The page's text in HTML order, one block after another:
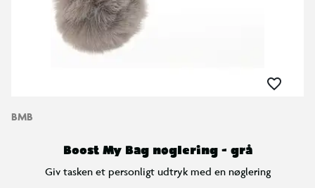
BMB
Boost My Bag nøglering - grå
Giv tasken et personligt udtryk med en nøglering